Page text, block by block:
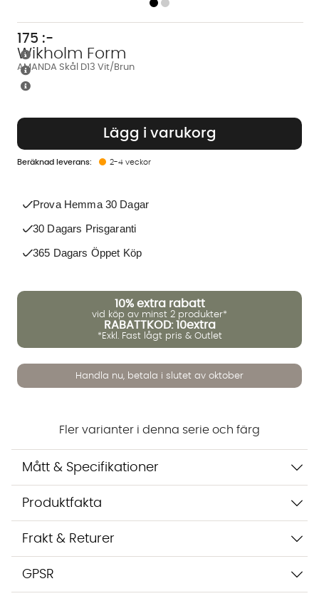
AMANDA Skål D13 Vit/Brun
Wikholm Form
175 :-
Lägg i varukorg
2-4 veckor
Prova Hemma 30 Dagar
30 Dagars Prisgaranti
365 Dagars Öppet Köp
10% extra rabatt
vid köp av minst 2 produkter*
RABATTKOD: 10extra
*Exkl. Fast lågt pris & Outlet
Handla nu, betala i slutet av oktober
Fler varianter i denna serie och färg
Mått & Specifikationer
Produktfakta
Frakt & Returer
GPSR
Vi använder AI för att svara på dina frågor. Konversationen
Jag godkänner att konversationen sparas
Starta chatten